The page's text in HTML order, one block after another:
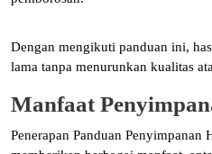
Dengan mengikuti panduan ini,
lama tanpa menurunkan kualitas
Manfaat
Penerapan Panduan Penyimpanan